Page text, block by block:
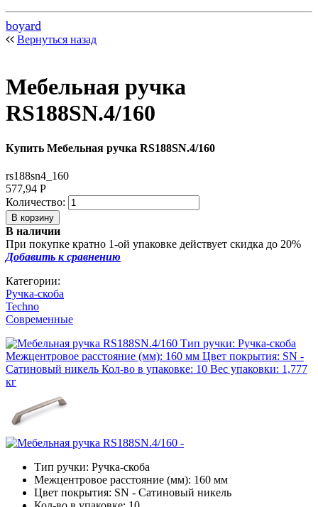
boyard
Вернуться назад
Мебельная ручка
RS188SN.4/160
Купить Мебельная ручка RS188SN.4/160
rs188sn4_160
577,94 Р
Количество:
В наличии
При покупке кратно 1-ой упаковке действует скидка до 20%
Добавить к сравнению
Категории:
Ручка-скоба
Techno
Современные
Тип ручки: Ручка-скоба
Межцентровое расстояние (мм): 160 мм
Цвет покрытия: SN - Сатиновый никель